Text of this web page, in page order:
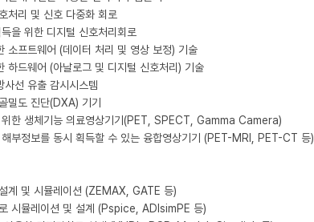
처리 및 신호 다중화 회로
을 위한 디지털 신호처리회로
소프트웨어 (데이터 처리 및 영상 보정) 기술
하드웨어 (아날로그 및 디지털 신호처리) 기술
사선 유출 감시시스템
밀도 진단(DXA) 기기
위한 생체기능 의료영상기기(PET, SPECT, Gamma Camera)
부정보를 동시 획득할 수 있는 융합영상기기 (PET-MRI, PET-CT 등)
계 및 시뮬레이션 (ZEMAX, GATE 등)
시뮬레이션 및 설계 (Pspice, ADIsimPE 등)